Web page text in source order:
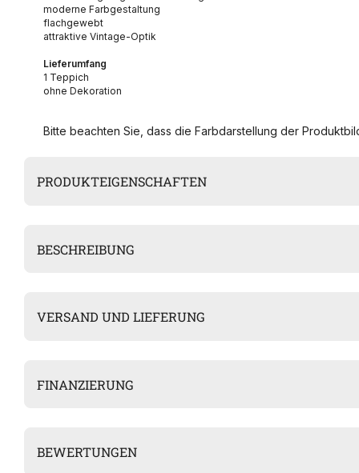
moderne Farbgestaltung
flachgewebt
attraktive Vintage-Optik
Lieferumfang
1 Teppich
ohne Dekoration
Bitte beachten Sie, dass die Farbdarstellung der
PRODUKTEIGENSCHAFTEN
BESCHREIBUNG
VERSAND UND LIEFERUNG
FINANZIERUNG
BEWERTUNGEN